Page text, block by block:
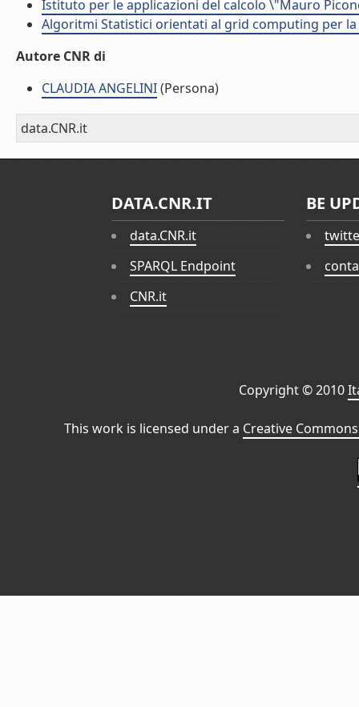
Istituto per le applicazioni del calcolo \"Mauro
Algoritmi Statistici orientati al grid computing per la
Autore CNR di
CLAUDIA ANGELINI(Persona)
data.CNR.it
DATA.CNR.IT
data.CNR.it
SPARQL Endpoint
CNR.it
BE
Copyright © 2010
This work is licensed under a Creative